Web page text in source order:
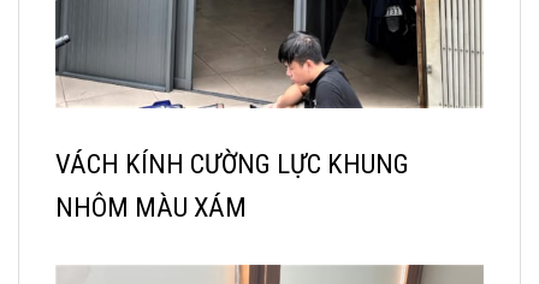
VÁCH KÍNH CƯỜNG LỰC KHUNG
NHÔM MÀU XÁM